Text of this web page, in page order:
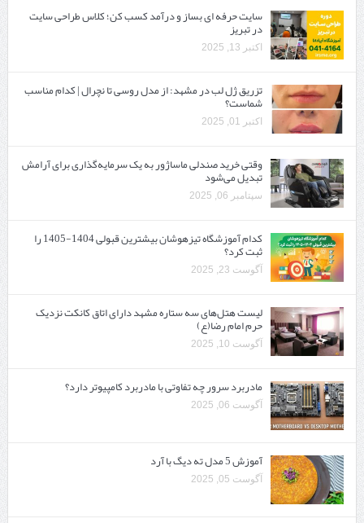
سایت حرفه ‌ای بساز و درآمد کسب کن؛ کلاس طراحی سایت
در تبریز
اکتبر 13, 2025
تزریق ژل لب در مشهد: از مدل روسی تا نچرال | کدام مناسب
شماست؟
اکتبر 01, 2025
وقتی خرید صندلی ماساژور به یک سرمایه‌گذاری برای آرامش
تبدیل می‌شود
سپتامبر 06, 2025
کدام آموزشگاه تیزهوشان بیشترین قبولی 1404-1405 را
ثبت کرد؟
آگوست 23, 2025
لیست هتل‌های سه ستاره مشهد دارای اتاق کانکت نزدیک
حرم امام رضا(ع)
آگوست 10, 2025
مادربرد سرور چه تفاوتی با مادربرد کامپیوتر دارد؟
آگوست 06, 2025
آموزش 5 مدل ته دیگ با آرد
آگوست 05, 2025